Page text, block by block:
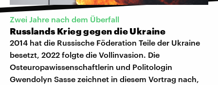
Zwei Jahre nach dem Überfall
Russlands Krieg gegen die Ukraine
2014 hat die Russische Föderation Teile der Ukraine
besetzt, 2022 folgte die Vollinvasion. Die
Osteuropawissenschaftlerin und Politologin
Gwendolyn Sasse zeichnet in diesem Vortrag nach,